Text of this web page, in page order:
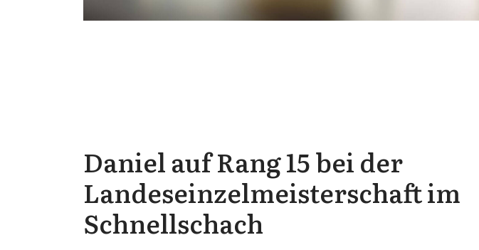
Daniel auf Rang 15 bei der
Landeseinzelmeisterschaft im
Schnellschach